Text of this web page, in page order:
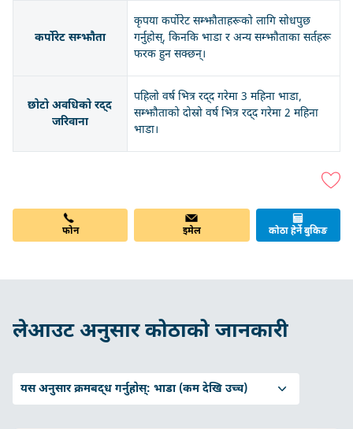
कर्पोरेट सम्झौता
कृपया कर्पोरेट सम्झौताहरूको लागि सोधपुछ
गर्नुहोस्, किनकि भाडा र अन्य सम्झौताका सर्तहरू
फरक हुन सक्छन्।
छोटो अवधिको रद्द
जरिवाना
पहिलो वर्ष भित्र रद्द गरेमा 3 महिना भाडा,
सम्झौताको दोस्रो वर्ष भित्र रद्द गरेमा 2 महिना
भाडा।
फोन इमेल कोठा हेर्ने बुकिङ
लेआउट अनुसार कोठाको जानकारी
यस अनुसार क्रमबद्ध गर्नुहोस्: भाडा (कम देखि उच्च)